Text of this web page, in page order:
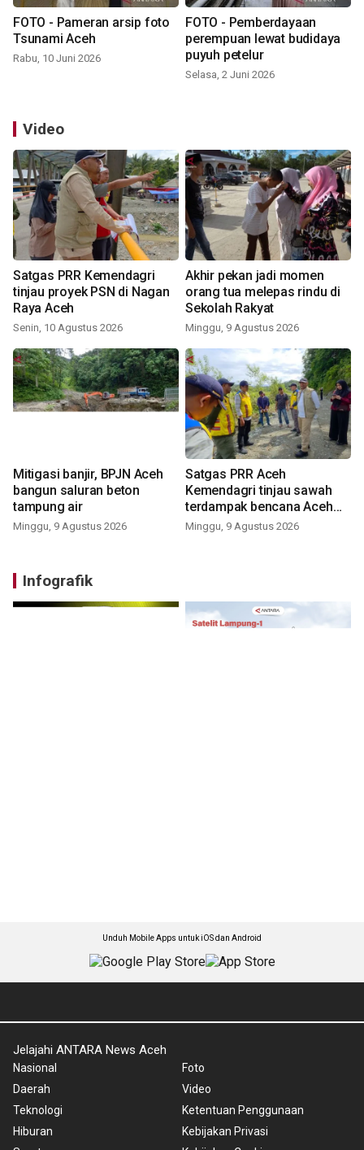
FOTO - Pameran arsip foto
Tsunami Aceh
Rabu, 10 Juni 2026
FOTO - Pemberdayaan
perempuan lewat budidaya
puyuh petelur
Selasa, 2 Juni 2026
Video
Satgas PRR Kemendagri
tinjau proyek PSN di Nagan
Raya Aceh
Senin, 10 Agustus 2026
Akhir pekan jadi momen
orang tua melepas rindu di
Sekolah Rakyat
Minggu, 9 Agustus 2026
Mitigasi banjir, BPJN Aceh
bangun saluran beton
tampung air
Minggu, 9 Agustus 2026
Satgas PRR Aceh
Kemendagri tinjau sawah
terdampak bencana Aceh
Barat
Minggu, 9 Agustus 2026
Infografik
Unduh Mobile Apps untuk iOS dan Android
Jelajahi ANTARA News Aceh
Nasional
Daerah
Teknologi
Hiburan
Foto
Video
Ketentuan Penggunaan
Kebijakan Privasi